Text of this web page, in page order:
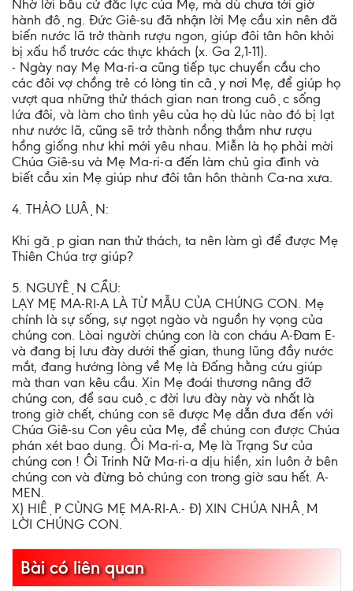
Nhờ lời bầu cử đắc lực của Mẹ, mà dù chưa tới giờ
hành động. Đức Giê-su đã nhận lời Mẹ cầu xin nên đã
biến nước lã trở thành rượu ngon, giúp đôi tân hôn khỏi
bị xấu hổ trước các thực khách (x. Ga 2,1-11).
- Ngày nay Mẹ Ma-ri-a cũng tiếp tục chuyển cầu cho
các đôi vợ chồng trẻ có lòng tin cậy nơi Mẹ, để giúp họ
vượt qua những thử thách gian nan trong cuộc sống
lứa đôi, và làm cho tình yêu của họ dù lúc nào đó bị lạt
như nước lã, cũng sẽ trở thành nồng thắm như rượu
hồng giống như khi mới yêu nhau. Miễn là họ phải mời
Chúa Giê-su và Mẹ Ma-ri-a đến làm chủ gia đình và
biết cầu xin Mẹ giúp như đôi tân hôn thành Ca-na xưa.
4. THẢO LUẬN:
Khi gặp gian nan thử thách, ta nên làm gì để được Mẹ
Thiên Chúa trợ giúp?
5. NGUYỆN CẦU:
LẠY MẸ MA-RI-A LÀ TỪ MẪU CỦA CHÚNG CON. Mẹ
chính là sự sống, sự ngọt ngào và nguồn hy vọng của
chúng con. Lòai người chúng con là con cháu A-Đam E-
và đang bị lưu đày dưới thế gian, thung lũng đầy nước
mắt, đang hướng lòng về Mẹ là Đấng hằng cứu giúp
mà than van kêu cầu. Xin Mẹ đoái thương nâng đỡ
chúng con, để sau cuộc đời lưu đày này và nhất là
trong giờ chết, chúng con sẽ được Mẹ dẫn đưa đến với
Chúa Giê-su Con yêu của Mẹ, để chúng con được Chúa
phán xét bao dung. Ôi Ma-ri-a, Mẹ là Trạng Sư của
chúng con ! Ôi Trinh Nữ Ma-ri-a dịu hiền, xin luôn ở bên
chúng con và đừng bỏ chúng con trong giờ sau hết. A-
MEN.
X) HIỆP CÙNG MẸ MA-RI-A.- Đ) XIN CHÚA NHẬM
LỜI CHÚNG CON.
Bài có liên quan